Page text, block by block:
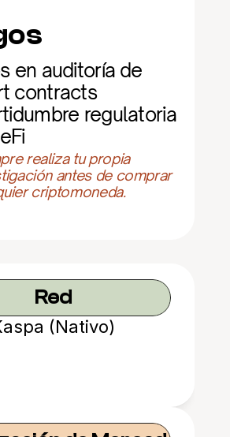
en auditoría de
contracts
regulatoria
realiza tu propia
antes de comprar
criptomoneda.
Red
(Nativo)